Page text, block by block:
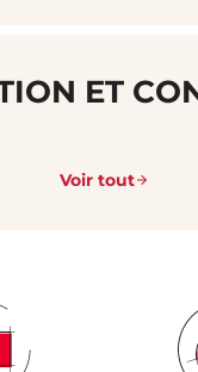
ET
Voir tout